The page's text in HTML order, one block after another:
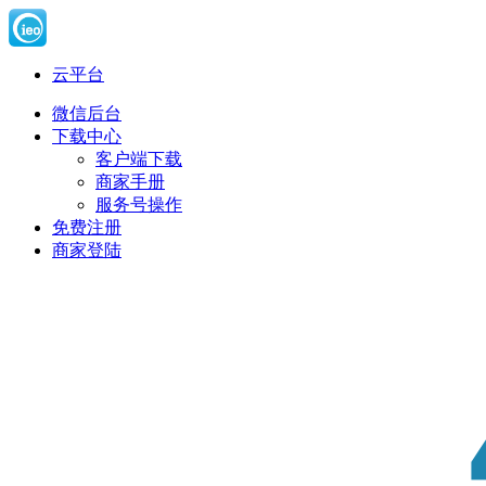
云平台
微信后台
下载中心
客户端下载
商家手册
服务号操作
免费注册
商家登陆